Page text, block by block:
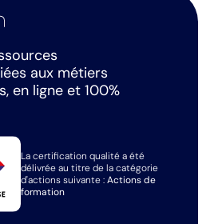
aux métiers
en ligne et 100%
La certification qualité a été
délivrée au titre de la catégorie
d'actions suivante :Actions de
formation